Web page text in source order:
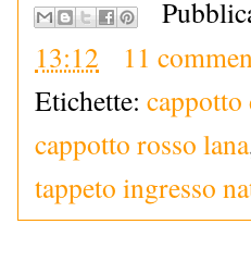
13:12
11
Etichette: cappotto
cappotto rosso lana
tappeto ingresso